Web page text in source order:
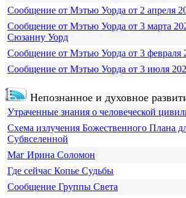
Сообщение от Мэтью Уорда от 2 апреля
Сообщение от Мэтью Уорда от 3 марта
Сюзанну Уорд
Сообщение от Мэтью Уорда от 3 февраля
Сообщение от Мэтью Уорда от 3 июля
Непознанное и духовное
Утраченные знания о человеческой
Схема излучения Божественного Плана
Субвселенной
Маг Ирина Соломон
Где сейчас Копье Судьбы
Сообщение Группы Света